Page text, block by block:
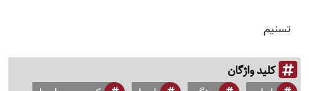
تسنیم
کلید واژگان